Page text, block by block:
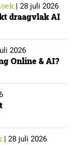
| 28 juli 2026
draagvlak AI
2026
Online & AI?
| 28 juli 2026